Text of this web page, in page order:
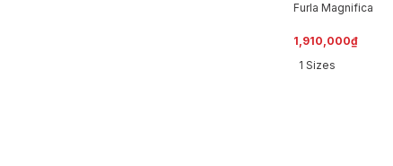
Furla Magnifica
1,910,000₫
1 Sizes